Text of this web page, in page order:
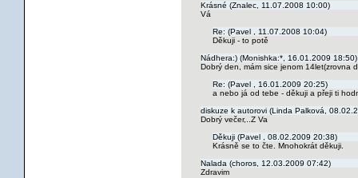
Krásné (Znalec, 11.07.2008 10:00)
Vá
Re: (Pavel , 11.07.2008 10:04)
Děkuji - to potě
Nádhera:) (Monishka:*, 16.01.2009 18:50)
Dobrý den, mám sice jenom 14let(zrovna
Re: (Pavel , 16.01.2009 20:25)
a nebo já od tebe - děkuji a přeji ti
diskuze k autorovi (Linda Palková,
Dobrý večer,..Z Va
Děkuji (Pavel , 08.02.2009 20:38)
Krásně se to čte. Mnohokrát děkuji.
Nalada (choros, 12.03.2009 07:42)
Zdravim